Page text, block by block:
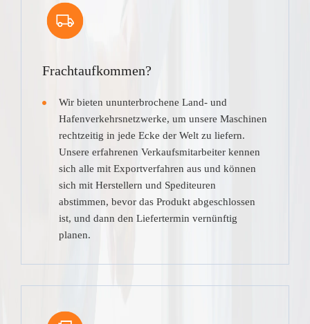
Frachtaufkommen?
Wir bieten ununterbrochene Land- und
Hafenverkehrsnetzwerke, um unsere Maschinen
rechtzeitig in jede Ecke der Welt zu liefern.
Unsere erfahrenen Verkaufsmitarbeiter kennen
sich alle mit Exportverfahren aus und können
sich mit Herstellern und Spediteuren
abstimmen, bevor das Produkt abgeschlossen
ist, und dann den Liefertermin vernünftig
planen.